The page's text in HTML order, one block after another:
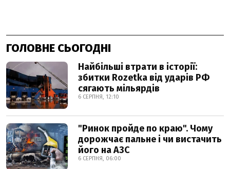
ГОЛОВНЕ СЬОГОДНІ
Найбільші втрати в історії:
збитки Rozetka від ударів РФ
сягають мільярдів
6 СЕРПНЯ, 12:10
"Ринок пройде по краю". Чому
дорожчає пальне і чи вистачить
його на АЗС
6 СЕРПНЯ, 06:00